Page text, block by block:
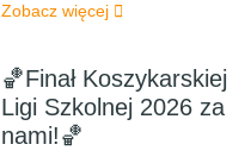
Zobacz więcej
🏀Finał Koszykarskiej
Ligi Szkolnej 2026 za
nami!🏀